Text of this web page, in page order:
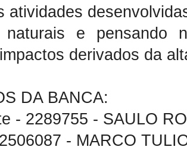
atividades
naturais e pensando
derivados da
DA BANCA:
- 2289755 - SAULO
- MARCO